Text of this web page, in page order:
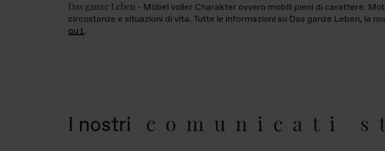
Das ganze Leben - Möbel voller Charakter ovvero mobili pieni di carattere.
circostanze e situazioni di vita. Tutte le informazioni su Das ganze Leben, la
qui.
I nostri comunicati